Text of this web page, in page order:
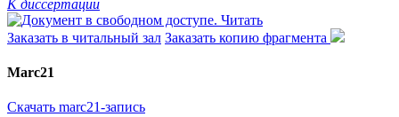
К диссертации
Читать
Заказать в читальный зал Заказать копию фрагмента
Marc21
Скачать marc21-запись